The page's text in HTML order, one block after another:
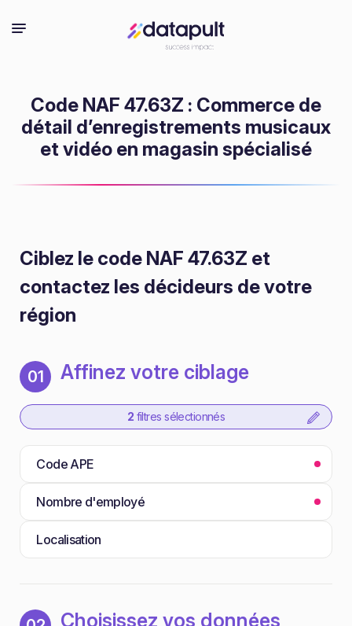
Code NAF 47.63Z : Commerce de
détail d’enregistrements musicaux
et vidéo en magasin spécialisé
Ciblez le code NAF 47.63Z et
contactez les décideurs de votre
région
01 Affinez votre ciblage
2 filtres sélectionnés
Code APE
Nombre d'employé
Localisation
Choisissez vos données